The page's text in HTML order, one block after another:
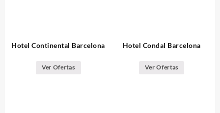
Hotel Continental Barcelona
Ver Ofertas
Hotel Condal Barcelona
Ver Ofertas